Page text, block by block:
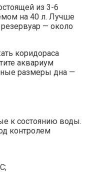
из 3-6
на 40 л. Лучше
— около
коридораса
аквариум
размеры дна —
к состоянию воды.
контролем